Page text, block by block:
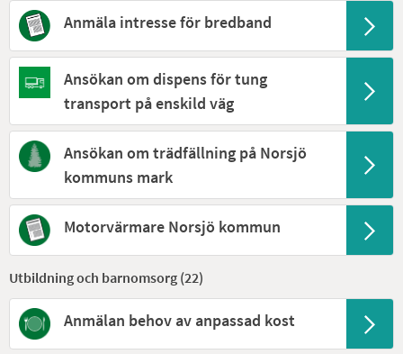
Anmäla intresse för bredband
Ansökan om dispens för tung
transport på enskild väg
Ansökan om trädfällning på Norsjö
kommuns mark
Motorvärmare Norsjö kommun
Utbildning och barnomsorg (22)
Anmälan behov av anpassad kost